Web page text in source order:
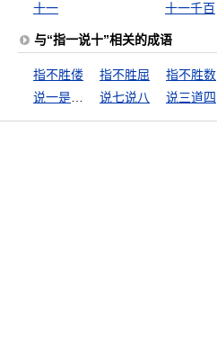
十一
十一千百
与“指一说十”相关的成语
指不胜偻 指不胜屈 指不胜数
说七说八 说三道四